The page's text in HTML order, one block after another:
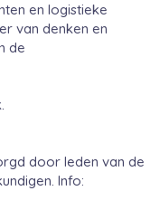
en logistieke
van denken en
de
door leden van de
Info: